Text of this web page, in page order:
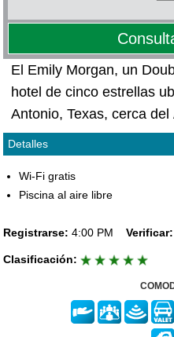
El Emily Morgan, un
hotel de cinco estrellas
Antonio, Texas, cerca del
Detalles
Wi-Fi gratis
Piscina al aire libre
Registrarse: 4:00 PM Verificar:
Clasificación: